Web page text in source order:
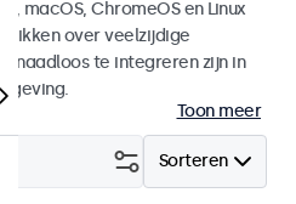
macOS, ChromeOS en Linux
over veelzijdige
naadloos te integreren zijn in
Toon meer
Sorteren